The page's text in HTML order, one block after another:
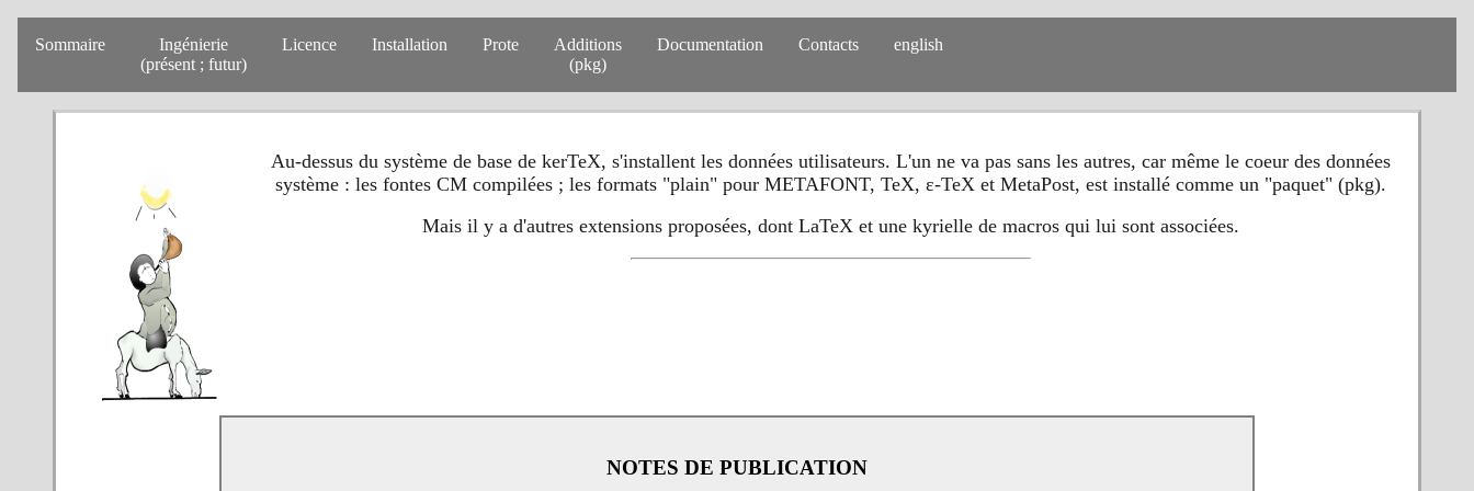
Sommaire
Ingénierie
(présent ; futur)
Licence Installation Prote
Additions
(pkg)
Documentation Contacts english
Au-dessus du système de base de kerTeX, s'installent les données utilisateurs. L'un ne va pas sans les autres, car même le coeur des données
système : les fontes CM compilées ; les formats "plain" pour METAFONT, TeX, ε-TeX et MetaPost, est installé comme un "paquet" (pkg).
Mais il y a d'autres extensions proposées, dont LaTeX et une kyrielle de macros qui lui sont associées.
NOTES DE PUBLICATION